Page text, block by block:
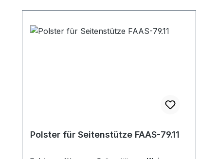
Polster für Seitenstütze FAAS-79.11